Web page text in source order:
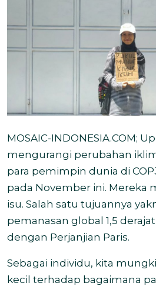
MOSAIC-INDONESIA.COM;
mengurangi perubahan
para pemimpin dunia di
pada November ini. Mereka
isu. Salah satu tujuannya
pemanasan global 1,5
dengan Perjanjian Paris.
Sebagai individu, kita
kecil terhadap bagaimana